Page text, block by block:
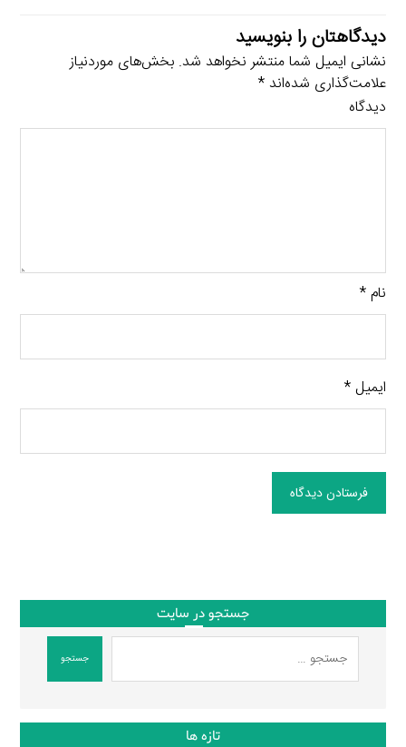
دیدگاهتان را بنویسید
نشانی ایمیل شما منتشر نخواهد شد. بخش‌های موردنیاز
علامت‌گذاری شده‌اند*
دیدگاه
نام*
ایمیل*
فرستادن دیدگاه
جستجو در سایت
جستجو
تازه ها